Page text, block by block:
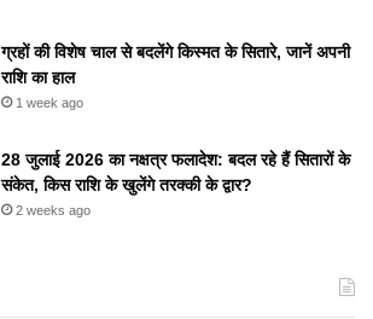
ग्रहों की विशेष चाल से बदलेंगे किस्मत के सितारे, जानें अपनी
राशि का हाल
1 week ago
28 जुलाई 2026 का नक्षत्र फलादेश: बदल रहे हैं सितारों के
संकेत, किस राशि के खुलेंगे तरक्की के द्वार?
2 weeks ago